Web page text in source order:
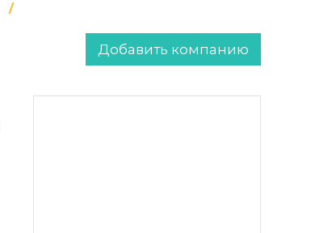
Добавить компанию